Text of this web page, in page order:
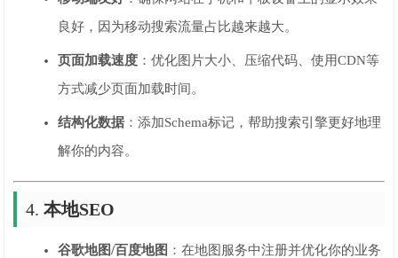
良好，因为移动搜索流量占比越来越大。
页面加载速度 ：优化图片大小、压缩代码、使用CDN等
方式减少页面加载时间。
结构化数据 ：添加Schema标记，帮助搜索引擎更好地理
解你的内容。
4.本地SEO
谷歌地图/百度地图 ：在地图服务中注册并优化你的业务